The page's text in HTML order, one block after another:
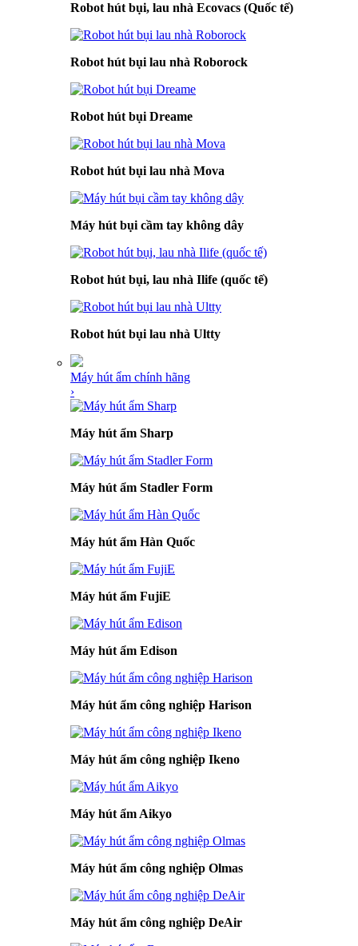
Robot hút bụi, lau nhà Ecovacs (Quốc tế)
Robot hút bụi lau nhà Roborock
Robot hút bụi Dreame
Robot hút bụi lau nhà Mova
Máy hút bụi cầm tay không dây
Robot hút bụi, lau nhà Ilife (quốc tế)
Robot hút bụi lau nhà Ultty
Máy hút ẩm chính hãng
›
Máy hút ẩm Sharp
Máy hút ẩm Stadler Form
Máy hút ẩm Hàn Quốc
Máy hút ẩm FujiE
Máy hút ẩm Edison
Máy hút ẩm công nghiệp Harison
Máy hút ẩm công nghiệp Ikeno
Máy hút ẩm Aikyo
Máy hút ẩm công nghiệp Olmas
Máy hút ẩm công nghiệp DeAir